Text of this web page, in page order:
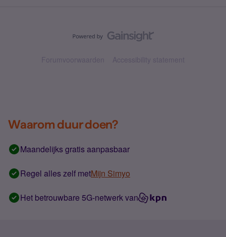
Forumvoorwaarden Accessibility statement
Waarom duur doen?
Maandelijks gratis aanpasbaar
Regel alles zelf metMijn Simyo
Het betrouwbare 5G-netwerk van